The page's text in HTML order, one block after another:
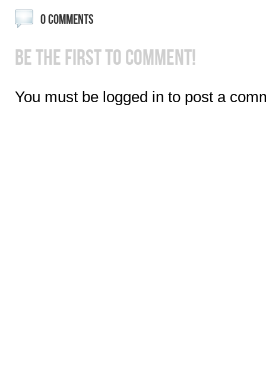
0 COMMENTS
BE THE FIRST TO COMMENT!
You must be logged in to post a